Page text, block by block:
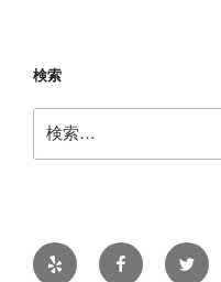
検索
索:
Yelp FacebookTwitter